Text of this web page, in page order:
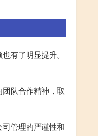
有了明显提升。
队合作精神，取
管理的严谨性和